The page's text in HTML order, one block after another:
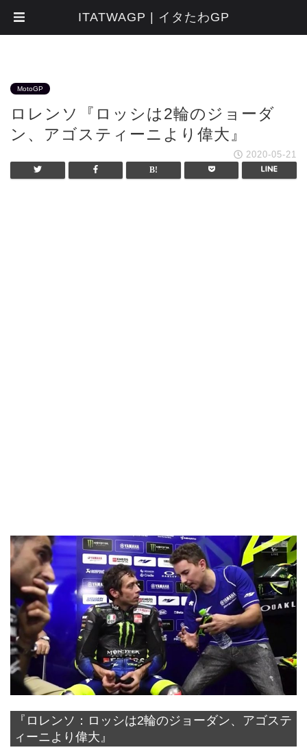
MotoGP
ロレンソ『ロッシは2輪のジョーダ
ン、アゴスティーニより偉大』
2020-05-21
『ロレンソ：ロッシは2輪のジョーダン、アゴステ
ィーニより偉大』
ITATWAGP | イタたわGP